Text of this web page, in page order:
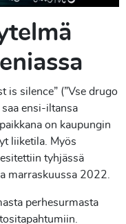
is silence” (”Vse drugo
ensi-iltansa
on kaupungin
liiketila. Myös
tyhjässä
marraskuussa 2022.
perhesurmasta